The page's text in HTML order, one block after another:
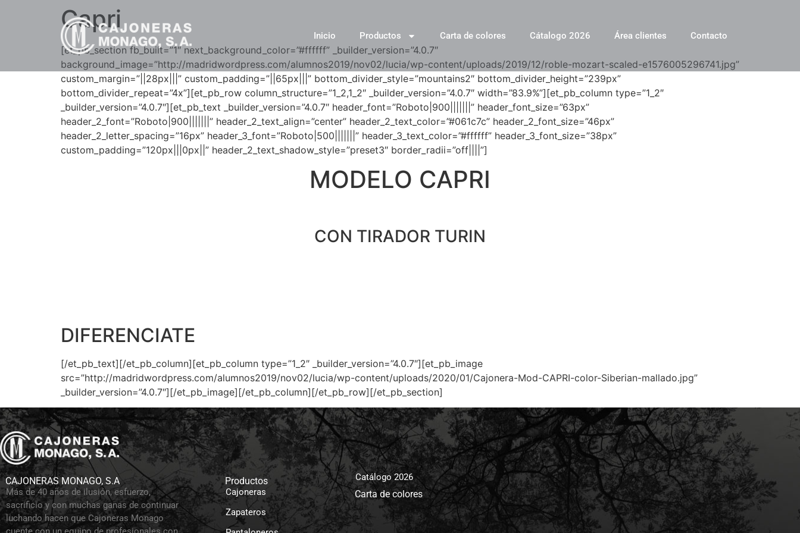
Inicio Productos Carta de colores Cátalogo 2026 Área clientes Contacto
Capri
[et_pb_section fb_built=”1″ next_background_color=”#ffffff” _builder_version=”4.0.7″
background_image=”http://madridwordpress.com/alumnos2019/nov02/lucia/wp-content/uploads/2019/12/roble-mozart-scaled-e1576005296741.jpg”
custom_margin=”||28px|||” custom_padding=”||65px|||” bottom_divider_style=”mountains2″ bottom_divider_height=”239px”
bottom_divider_repeat=”4x”][et_pb_row column_structure=”1_2,1_2″ _builder_version=”4.0.7″ width=”83.9%”][et_pb_column type=”1_2″
_builder_version=”4.0.7″][et_pb_text _builder_version=”4.0.7″ header_font=”Roboto|900|||||||” header_font_size=”63px”
header_2_font=”Roboto|900|||||||” header_2_text_align=”center” header_2_text_color=”#061c7c” header_2_font_size=”46px”
header_2_letter_spacing=”16px” header_3_font=”Roboto|500|||||||” header_3_text_color=”#ffffff” header_3_font_size=”38px”
custom_padding=”120px|||0px||” header_2_text_shadow_style=”preset3″ border_radii=”off||||”]
MODELO CAPRI
CON TIRADOR TURIN
DIFERENCIATE
[/et_pb_text][/et_pb_column][et_pb_column type=”1_2″ _builder_version=”4.0.7″][et_pb_image
src=”http://madridwordpress.com/alumnos2019/nov02/lucia/wp-content/uploads/2020/01/Cajonera-Mod-CAPRI-color-Siberian-mallado.jpg”
_builder_version=”4.0.7″][/et_pb_image][/et_pb_column][/et_pb_row][/et_pb_section]
CAJONERAS MONAGO, S.A
Más de 40 años de ilusión, esfuerzo,
sacrificio y con muchas ganas de continuar
luchando hacen que Cajoneras Monago
Productos
Cajoneras
Zapateros
Catálogo 2026
Carta de colores